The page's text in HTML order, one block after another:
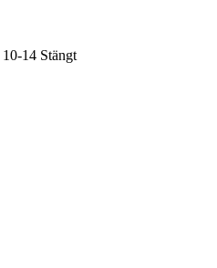
10-14 Stängt